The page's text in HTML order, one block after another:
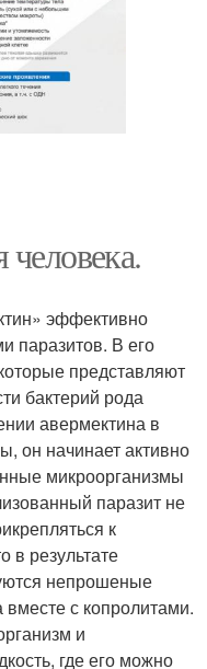
эффективно
паразитов. В его
представляют
бактерий рода
авермектина в
он начинает активно
микроорганизмы
паразит не
к
в результате
непрошеные
вместе с копролитами.
и
где его можно